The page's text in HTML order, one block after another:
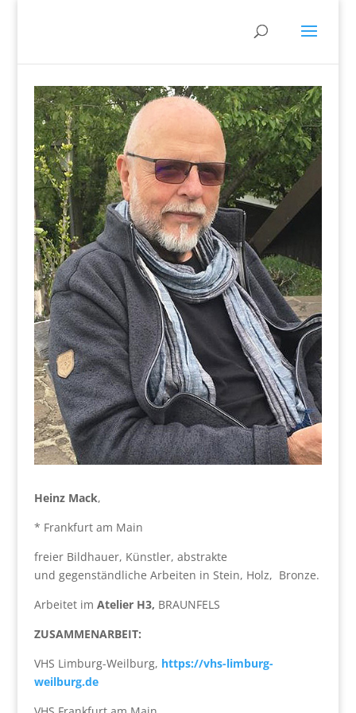
Heinz Mack,
* Frankfurt am Main
freier Bildhauer, Künstler, abstrakte
und gegenständliche Arbeiten in Stein, Holz, Bronze.
Arbeitet im Atelier H3, BRAUNFELS
ZUSAMMENARBEIT:
VHS Limburg-Weilburg, https://vhs-limburg-
weilburg.de